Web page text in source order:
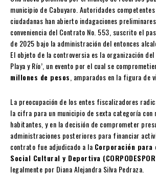
municipio de Cabuyaro. Autoridades
ciudadanas han abierto indagaciones
conveniencia del Contrato No. 553, suscrito el
de 2025 bajo la administración del entonces
El objeto de la controversia es la organización del
Playa y Río’, un evento por el cual se
millones de pesos , amparados en la figura de
La preocupación de los entes fiscalizadores
la cifra para un municipio de sexta categoría con
habitantes, y en la decisión de comprometer
administraciones posteriores para financiar
contrato fue adjudicado a la Corporación
Social Cultural y Deportiva
legalmente por Diana Alejandra Silva Pedraza.